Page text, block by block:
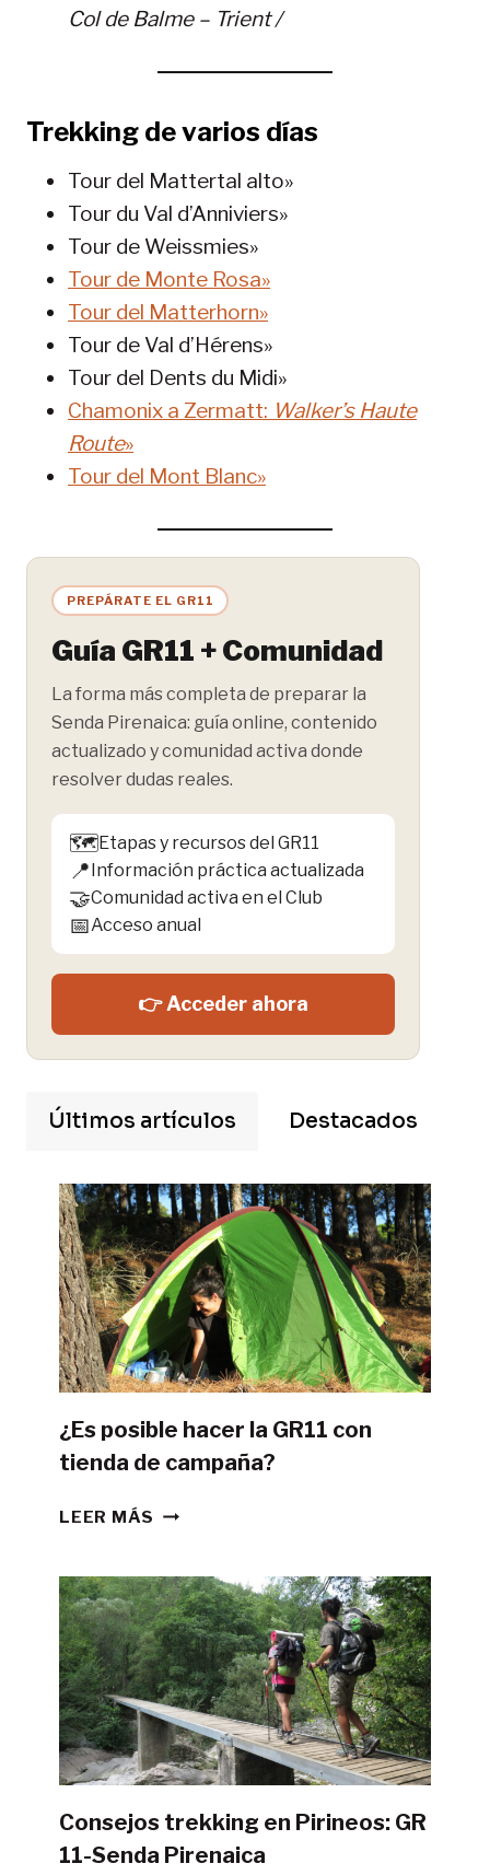
Col de Balme – Trient /
Trekking de varios días
Tour del Mattertal alto»
Tour du Val d’Anniviers»
Tour de Weissmies»
Tour de Monte Rosa»
Tour del Matterhorn»
Tour de Val d’Hérens»
Tour del Dents du Midi»
Chamonix a Zermatt: Walker’s Haute
Route»
Tour del Mont Blanc»
PREPÁRATE EL GR11
Guía GR11 + Comunidad
La forma más completa de preparar la
Senda Pirenaica: guía online, contenido
actualizado y comunidad activa donde
resolver dudas reales.
🗺️Etapas y recursos del GR11
📍Información práctica actualizada
🤝Comunidad activa en el Club
📅Acceso anual
👉 Acceder ahora
Últimos artículos Destacados
¿Es posible hacer la GR11 con
tienda de campaña?
LEER MÁS ¿ES
LA
GR11
CON
TIENDA
DE
CAMPAÑA?
Consejos trekking en Pirineos: GR
11-Senda Pirenaica